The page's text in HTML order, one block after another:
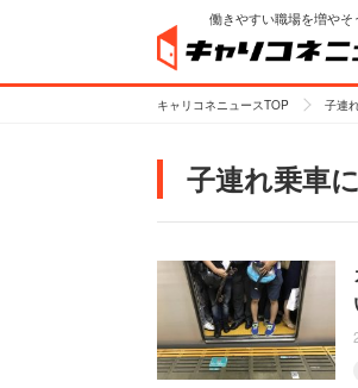
働きやすい職場を増やそ
キャリコネニュースTOP 子連
子連れ乗車